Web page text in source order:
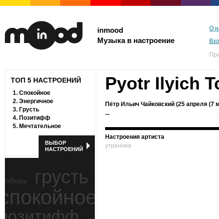
inmood
Музыка в настроение
О
ТОП 5 НАСТРОЕНИЙ
1. Спокойное
2. Энергичное
3. Грусть
4. Позитифф
5. Мечтательное
ВЫБОР
НАСТРОЕНИЙ
грусть
Pyotr Ilyich
Пётр Ильич Чайковский (25 апреля (7
...
Настроения артиста
утреннее